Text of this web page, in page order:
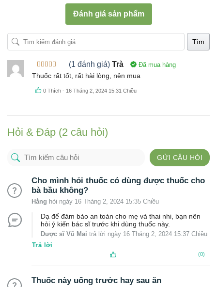
Đánh giá sản phẩm
Tìm
Được xếp
hạng 55
sao
(1 đánh giá) Trà Đã mua hàng
Thuốc rất tốt, rất hài lòng, nên mua
0 Thích - 16 Tháng 2, 2024 15:31 Chiều
Hỏi & Đáp (2 câu hỏi)
GỬI CÂU HỎI
Cho mình hỏi thuốc có dùng được thuốc cho
bà bầu không?
Hằng hỏi ngày 16 Tháng 2, 2024 15:35 Chiều
Dạ để đảm bảo an toàn cho mẹ và thai nhi, bạn nên
hỏi ý kiến bác sĩ trước khi dùng thuốc này.
Dược sĩ Vũ Mai trả lời ngày 16 Tháng 2, 2024 15:37 Chiều
Trả lời
(0)
Thuốc này uống trước hay sau ăn